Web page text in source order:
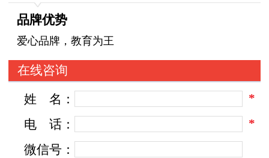
地，在广州、泉州设立了童装研发基地，通过整
合各区域优势资源，丰富ABC品牌产品体系，汇
的童装等区域产品优势，共同打造ABC丰富的产
品线。
品牌优势
爱心品牌，教育为王
在线咨询
姓
名：
*
电
话：
*
微信号：